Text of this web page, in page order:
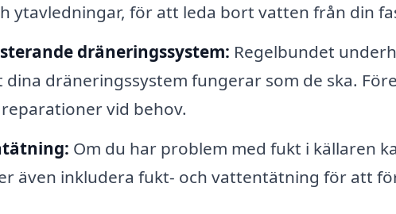
ytavledningar, för att leda bort vatten från din
dräneringssystem: Regelbundet
dräneringssystem fungerar som de ska.
vid behov.
Om du har problem med fukt i källaren
även inkludera fukt- och vattentätning för att